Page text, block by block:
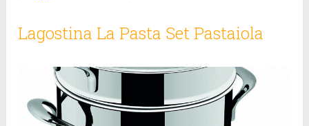
Lagostina La Pasta Set Pastaiola